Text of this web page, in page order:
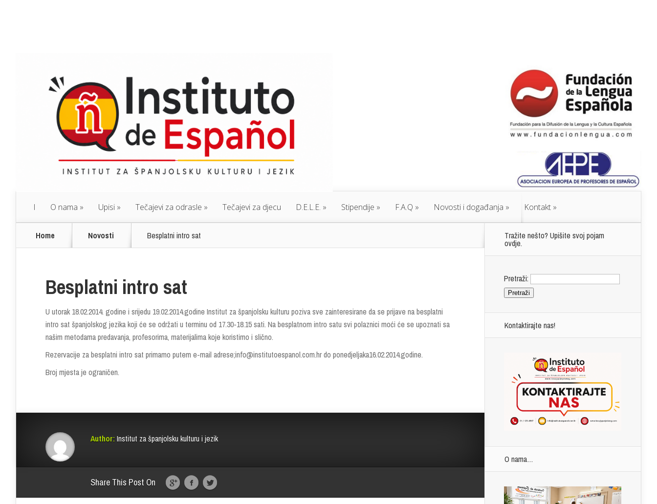
I O nama Upisi Tečajevi za odrasle Tečajevi za djecu D.E.L.E. Stipendije F.A.Q Novosti i događanja Kontakt
Home Novosti Besplatni intro sat
Besplatni intro sat
U utorak 18.02.2014. godine i srijedu 19.02.2014.godine Institut za španjolsku kulturu poziva sve zainteresirane da se prijave na besplatni
intro sat španjolskog jezika koji će se održati u terminu od 17.30-18.15 sati. Na besplatnom intro satu svi polaznici moći će se upoznati sa
našim metodama predavanja, profesorima, materijalima koje koristimo i slično.
Rezervacije za besplatni intro sat primamo putem e-mail adrese;info@institutoespanol.com.hr do ponedjeljaka16.02.2014.godine.
Broj mjesta je ograničen.
Author: Institut za španjolsku kulturu i jezik
Share This Post On
Tražite nešto? Upišite svoj pojam
ovdje.
Pretraži:
Kontaktirajte nas!
O nama…